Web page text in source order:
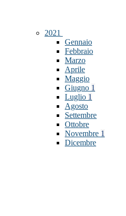
2021
Gennaio
Febbraio
Marzo
Aprile
Maggio
Giugno 1
Luglio 1
Agosto
Settembre
Ottobre
Novembre 1
Dicembre